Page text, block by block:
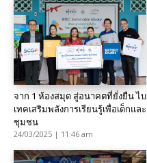
จาก 1 ห้องสมุด สู่อนาคตที่ยั่งยืน ไบ
เทคเสริมพลังการเรียนรู้เพื่อเด็กและ
ชุมชน
24/03/2025 | 11:46 am